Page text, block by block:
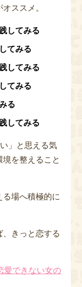
ススメ。
してみる
てみる
してみる
てみる
る
してみる
」と思える気
を整えること
場へ積極的に
きっと恋する
愛できない女の